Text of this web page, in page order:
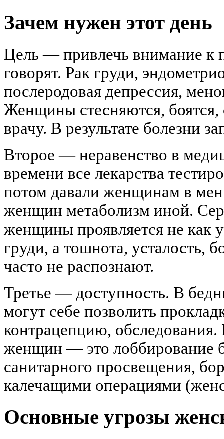
Зачем нужен этот день
Цель — привлечь внимание к
говорят. Рак груди,
послеродовая депрессия,
Женщины стесняются, боятся,
врачу. В результате болезни
Второе — неравенство в
времени все лекарства
потом давали женщинам в
женщин метаболизм иной.
женщины проявляется не
груди, а тошнота, усталость,
часто не распознают.
Третье — доступность. В
могут себе позволить
контрацепцию,
женщин — это лоббирование
санитарного просвещения,
калечащими операциями
Основные угрозы